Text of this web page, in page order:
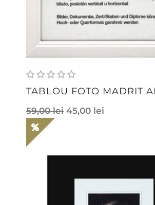
TABLOU FOTO MADRIT
59,00lei 45,00 lei